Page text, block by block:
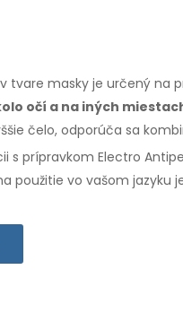
tvare masky je určený na
očí a na iných
čelo, odporúča sa
s prípravkom Electro
použitie vo vašom jazyku